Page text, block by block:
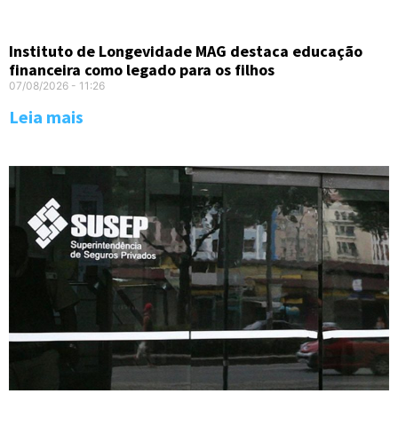
Instituto de Longevidade MAG destaca educação
financeira como legado para os filhos
07/08/2026 11:26
Leia mais